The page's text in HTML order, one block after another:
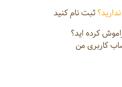
ثبت نام کنید
کرده اید؟
کاربری من